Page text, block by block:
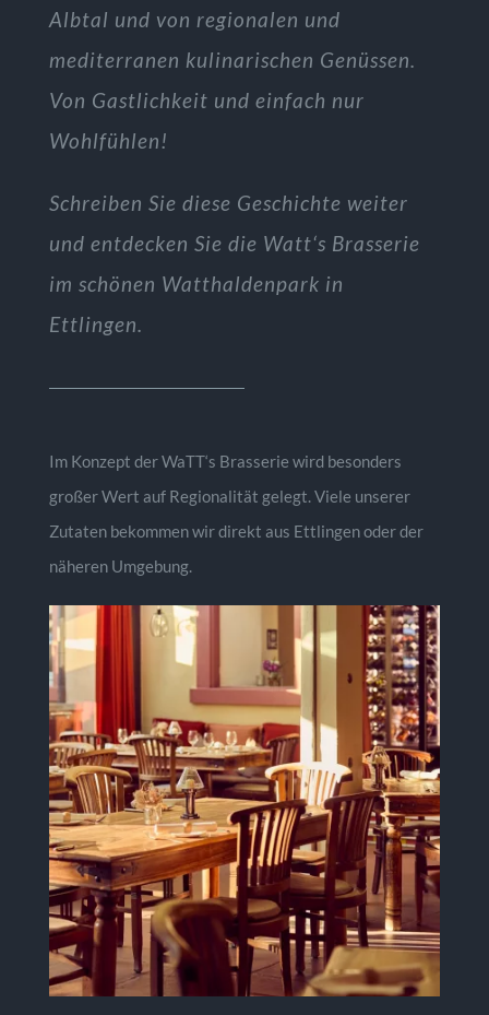
Albtal und von regionalen und
mediterranen kulinarischen Genüssen.
Von Gastlichkeit und einfach nur
Wohlfühlen!
Schreiben Sie diese Geschichte weiter
und entdecken Sie die Watt‘s Brasserie
im schönen Watthaldenpark in
Ettlingen.
Im Konzept der WaTT‘s Brasserie wird besonders
großer Wert auf Regionalität gelegt. Viele unserer
Zutaten bekommen wir direkt aus Ettlingen oder der
näheren Umgebung.